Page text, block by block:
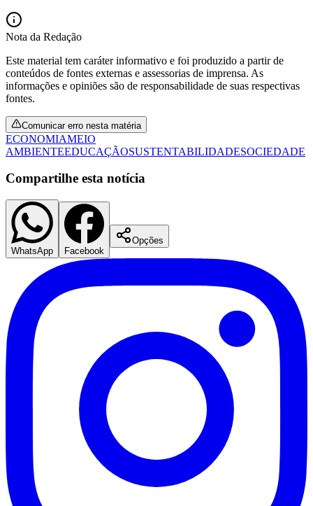
Santos
Nota da Redação
Este material tem caráter informativo e foi produzido a partir de
conteúdos de fontes externas e assessorias de imprensa. As
informações e opiniões são de responsabilidade de suas respectivas
fontes.
Comunicar erro nesta matéria
ECONOMIAMEIO
AMBIENTEEDUCAÇÃOSUSTENTABILIDADESOCIEDADE
Compartilhe esta notícia
WhatsApp Facebook
Opções